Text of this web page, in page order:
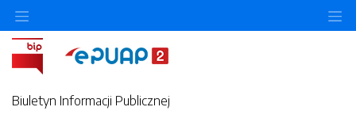
Biuletyn Informacji Publicznej